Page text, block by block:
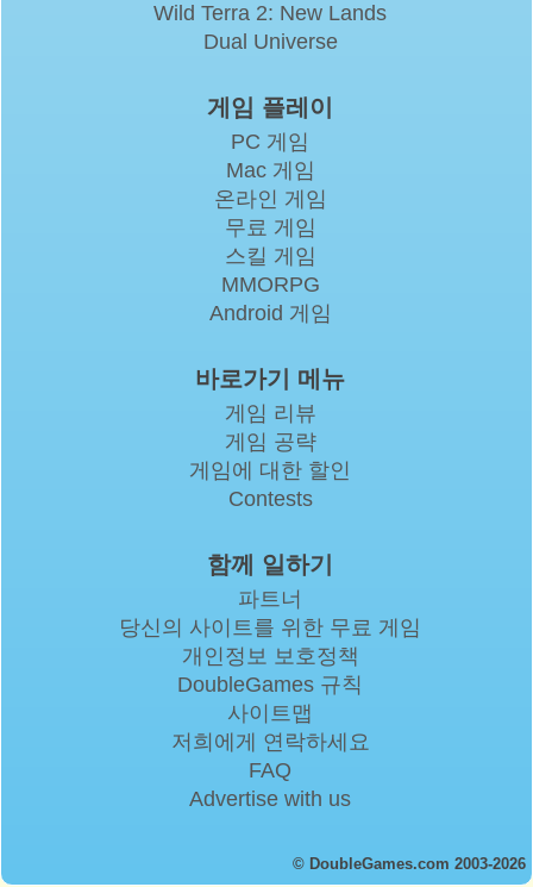
Wild Terra 2: New Lands
Dual Universe
게임 플레이
PC 게임
Mac 게임
온라인 게임
무료 게임
스킬 게임
MMORPG
Android 게임
바로가기 메뉴
게임 리뷰
게임 공략
게임에 대한 할인
Contests
함께 일하기
파트너
당신의 사이트를 위한 무료 게임
개인정보 보호정책
DoubleGames 규칙
사이트맵
저희에게 연락하세요
FAQ
Advertise with us
© DoubleGames.com 2003-2026